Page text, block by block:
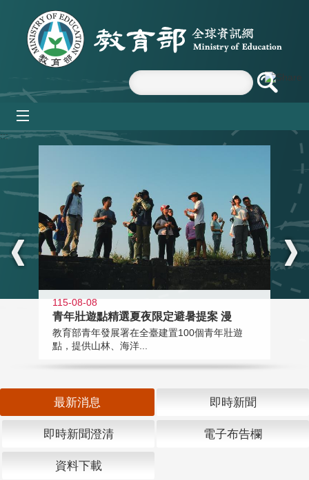
跳到主要內容區塊
:::
115-08-08
青年壯遊點精選夏夜限定避暑提案 漫
教育部青年發展署在全臺建置100個青年壯遊
點，提供山林、海洋...
最新消息 即時新聞
即時新聞澄清 電子布告欄
資料下載